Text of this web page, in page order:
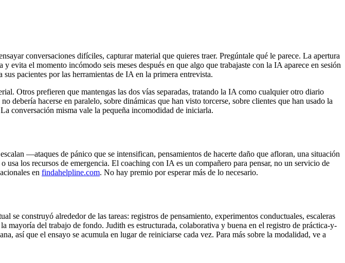
conversaciones difíciles, capturar material que quieres traer. Pregúntale qué le parece. La apertura
el momento incómodo seis meses después en que algo que trabajaste con la IA aparece en sesión
pacientes por las herramientas de IA en la primera entrevista.
Otros prefieren que mantengas las dos vías separadas, tratando la IA como cualquier otro diario
debería hacerse en paralelo, sobre dinámicas que han visto torcerse, sobre clientes que han usado la
conversación misma vale la pequeña incomodidad de iniciarla.
—ataques de pánico que se intensifican, pensamientos de hacerte daño que afloran, una situación
los recursos de emergencia. El coaching con IA es un compañero para pensar, no un servicio de
en findahelpline.com. No hay premio por esperar más de lo necesario.
construyó alrededor de las tareas: registros de pensamiento, experimentos conductuales, escaleras
mayoría del trabajo de fondo. Judith es estructurada, colaborativa y buena en el registro de práctica-y-
así que el ensayo se acumula en lugar de reiniciarse cada vez. Para más sobre la modalidad, ve a